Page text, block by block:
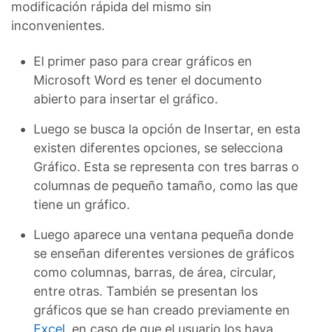
modificación rápida del mismo sin
inconvenientes.
El primer paso para crear gráficos en
Microsoft Word es tener el documento
abierto para insertar el gráfico.
Luego se busca la opción de Insertar, en esta
existen diferentes opciones, se selecciona
Gráfico. Esta se representa con tres barras o
columnas de pequeño tamaño, como las que
tiene un gráfico.
Luego aparece una ventana pequeña donde
se enseñan diferentes versiones de gráficos
como columnas, barras, de área, circular,
entre otras. También se presentan los
gráficos que se han creado previamente en
Excel , en caso de que el usuario los haya